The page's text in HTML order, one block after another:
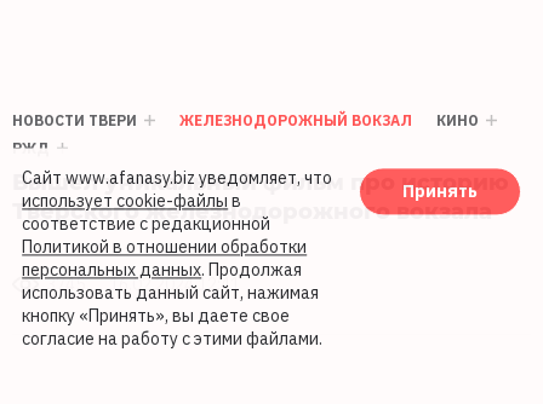
НОВОСТИ ТВЕРИ ЖЕЛЕЗНОДОРОЖНЫЙ ВОКЗАЛ
КИНО
РЖД
Вышел уникальный фильм про историю
Тверского железнодорожного вокзала
3745 16.02.2024 12:41
Сайт www.afanasy.biz уведомляет, что
использует cookie-файлы в
соответствие с редакционной
Политикой в отношении обработки
персональных данных. Продолжая
использовать данный сайт, нажимая
кнопку «Принять», вы даете свое
согласие на работу с этими файлами.
Принять